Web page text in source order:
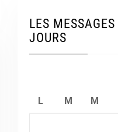
LES
JOURS
L M M